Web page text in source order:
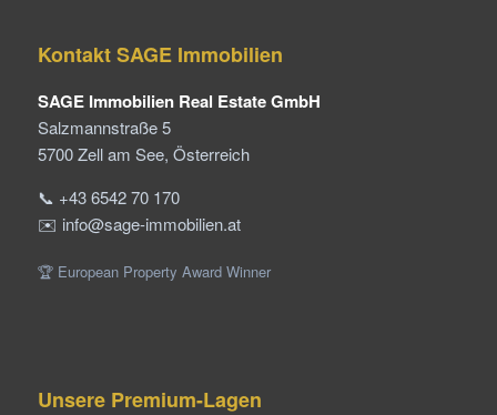
Kontakt SAGE Immobilien
SAGE Immobilien Real Estate GmbH
Salzmannstraße 5
5700 Zell am See, Österreich
📞 +43 6542 70 170
✉️ info@sage-immobilien.at
🏆 European Property Award Winner
Unsere Premium-Lagen